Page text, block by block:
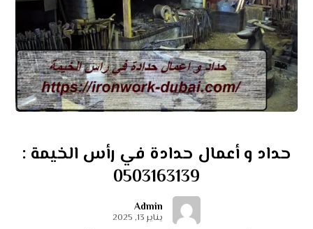
حداد و أعمال حدادة في رأس الخيمة :
0503163139
Admin
يناير 13, 2025